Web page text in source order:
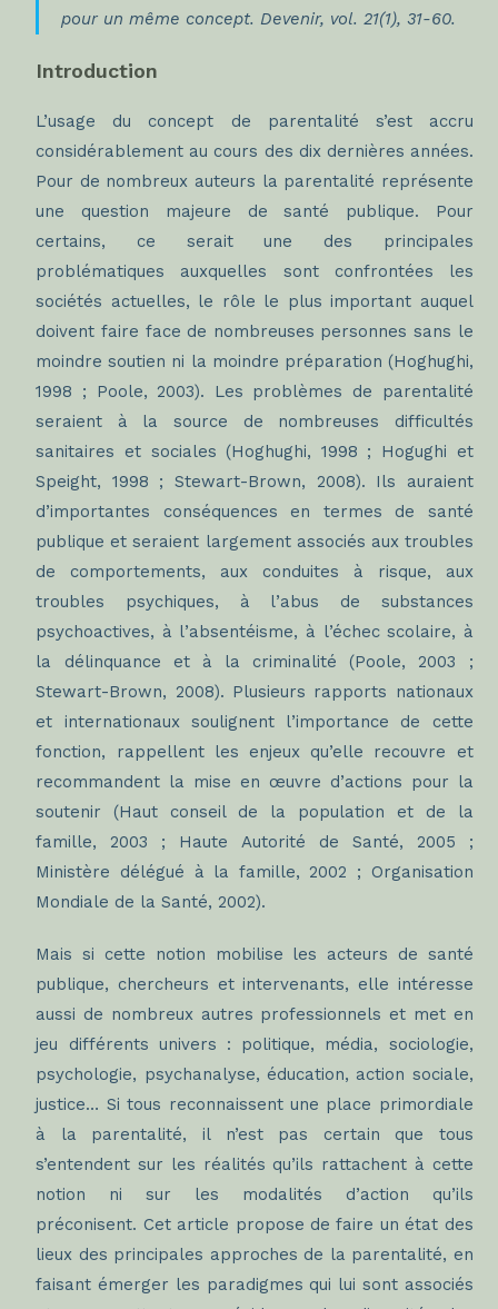
pour un même concept. Devenir, vol. 21(1), 31-60.
Introduction
L’usage du concept de parentalité s’est accru
considérablement au cours des dix dernières années.
Pour de nombreux auteurs la parentalité représente
une question majeure de santé publique. Pour
certains, ce serait une des principales
problématiques auxquelles sont confrontées les
sociétés actuelles, le rôle le plus important auquel
doivent faire face de nombreuses personnes sans le
moindre soutien ni la moindre préparation (Hoghughi,
1998 ; Poole, 2003). Les problèmes de parentalité
seraient à la source de nombreuses difficultés
sanitaires et sociales (Hoghughi, 1998 ; Hogughi et
Speight, 1998 ; Stewart-Brown, 2008). Ils auraient
d’importantes conséquences en termes de santé
publique et seraient largement associés aux troubles
de comportements, aux conduites à risque, aux
troubles psychiques, à l’abus de substances
psychoactives, à l’absentéisme, à l’échec scolaire, à
la délinquance et à la criminalité (Poole, 2003 ;
Stewart-Brown, 2008). Plusieurs rapports nationaux
et internationaux soulignent l’importance de cette
fonction, rappellent les enjeux qu’elle recouvre et
recommandent la mise en œuvre d’actions pour la
soutenir (Haut conseil de la population et de la
famille, 2003 ; Haute Autorité de Santé, 2005 ;
Ministère délégué à la famille, 2002 ; Organisation
Mondiale de la Santé, 2002).
Mais si cette notion mobilise les acteurs de santé
publique, chercheurs et intervenants, elle intéresse
aussi de nombreux autres professionnels et met en
jeu différents univers : politique, média, sociologie,
psychologie, psychanalyse, éducation, action sociale,
justice… Si tous reconnaissent une place primordiale
à la parentalité, il n’est pas certain que tous
s’entendent sur les réalités qu’ils rattachent à cette
notion ni sur les modalités d’action qu’ils
préconisent. Cet article propose de faire un état des
lieux des principales approches de la parentalité, en
faisant émerger les paradigmes qui lui sont associés